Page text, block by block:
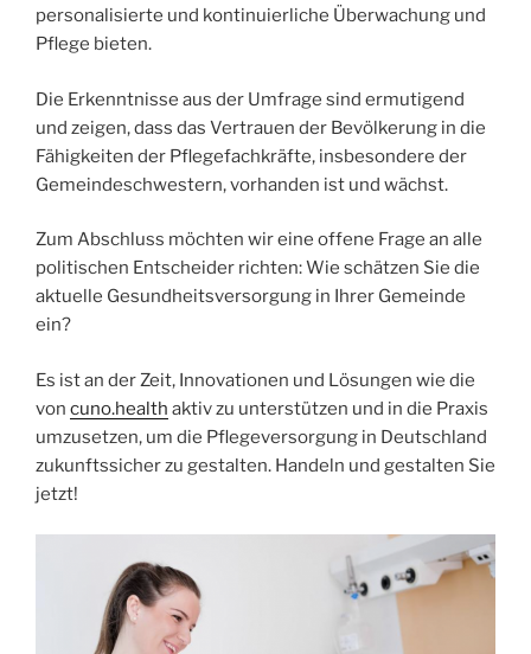
personalisierte und kontinuierliche Überwachung und
Pflege bieten.
Die Erkenntnisse aus der Umfrage sind ermutigend
und zeigen, dass das Vertrauen der Bevölkerung in die
Fähigkeiten der Pflegefachkräfte, insbesondere der
Gemeindeschwestern, vorhanden ist und wächst.
Zum Abschluss möchten wir eine offene Frage an alle
politischen Entscheider richten: Wie schätzen Sie die
aktuelle Gesundheitsversorgung in Ihrer Gemeinde
ein?
Es ist an der Zeit, Innovationen und Lösungen wie die
von cuno.health aktiv zu unterstützen und in die Praxis
umzusetzen, um die Pflegeversorgung in Deutschland
zukunftssicher zu gestalten. Handeln und gestalten Sie
jetzt!